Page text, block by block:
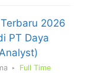
2026
PT Daya
Full Time